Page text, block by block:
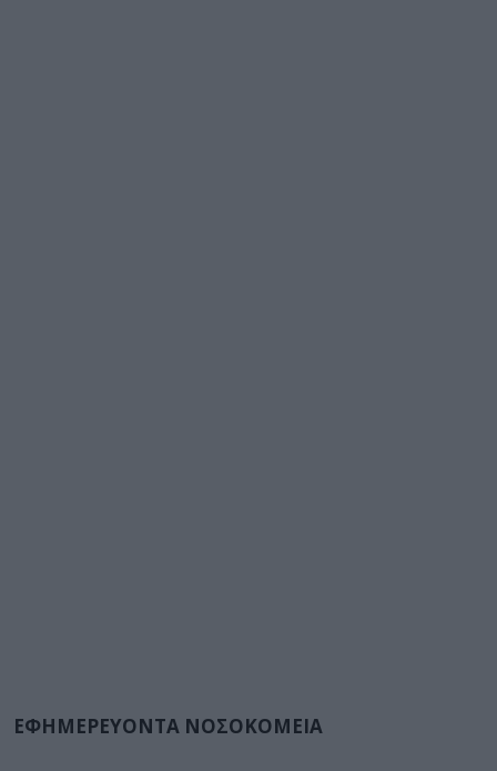
ΕΦΗΜΕΡΕΥΟΝΤΑ ΝΟΣΟΚΟΜΕΙΑ